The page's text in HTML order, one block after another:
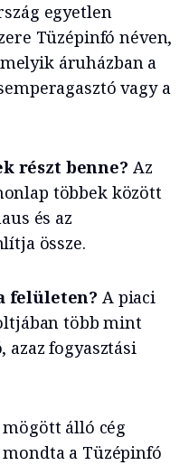
egyetlen
Tüzépinfó néven,
áruházban a
vagy a
részt benne? Az
többek között
és az
össze.
felületen? A piaci
több mint
azaz fogyasztási
álló cég
a Tüzépinfó